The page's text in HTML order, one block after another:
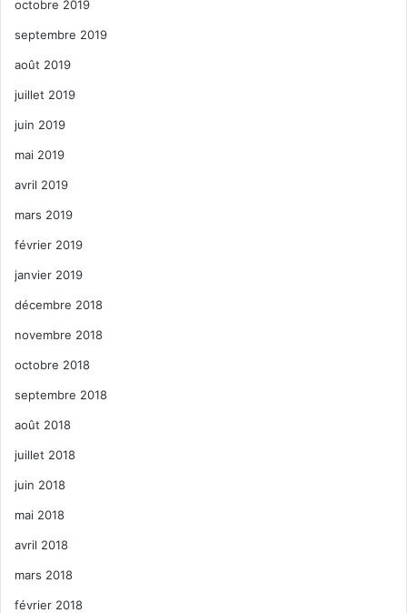
octobre 2019
septembre 2019
août 2019
juillet 2019
juin 2019
mai 2019
avril 2019
mars 2019
février 2019
janvier 2019
décembre 2018
novembre 2018
octobre 2018
septembre 2018
août 2018
juillet 2018
juin 2018
mai 2018
avril 2018
mars 2018
février 2018